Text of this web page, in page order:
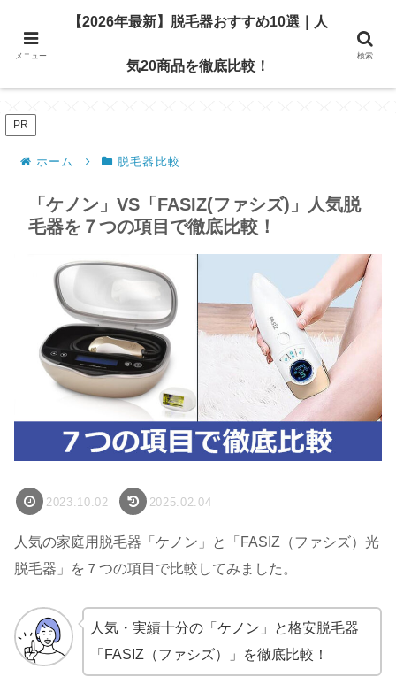
【2026年最新】脱毛器おすすめ10選｜人気20商品を
徹底比較！
PR
ホーム 脱毛器比較
「ケノン」VS「FASIZ(ファシズ)」人気脱
毛器を７つの項目で徹底比較！
2023.10.02 2025.02.04
人気の家庭用脱毛器「ケノン」と「FASIZ（ファシズ）光
脱毛器」を７つの項目で比較してみました。
人気・実績十分の「ケノン」と格安脱毛器
「FASIZ（ファシズ）」を徹底比較！
メニュー
【2026年最新】脱毛器おすすめ10選｜人
気20商品を徹底比較！
検索